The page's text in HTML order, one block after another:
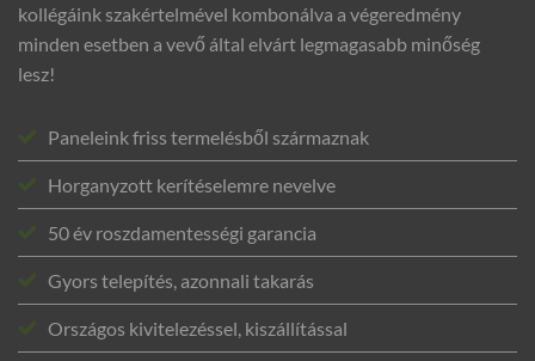
kollégáink szakértelmével kombonálva a végeredmény
minden esetben a vevő által elvárt legmagasabb minőség
lesz!
Paneleink friss termelésből származnak
Horganyzott kerítéselemre nevelve
50 év roszdamentességi garancia
Gyors telepítés, azonnali takarás
Országos kivitelezéssel, kiszállítással